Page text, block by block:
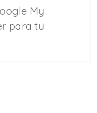
My
para tu